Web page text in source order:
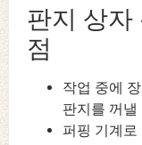
판지 상자
점
작업 중에
판지를 꺼낼
퍼핑 기계로